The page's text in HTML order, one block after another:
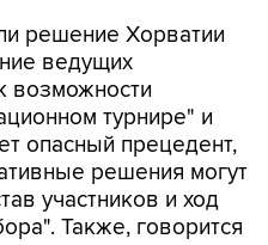
решение Хорватии
ведущих
возможности
турнире" и
опасный прецедент,
решения могут
участников и ход
Также, говорится